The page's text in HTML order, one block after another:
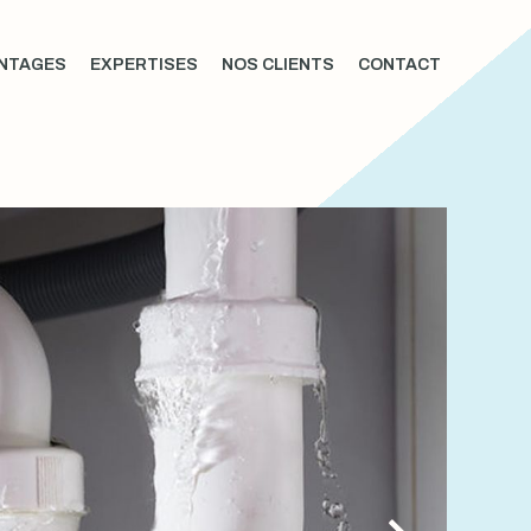
EXPERTISES NOS CLIENTS CONTACT